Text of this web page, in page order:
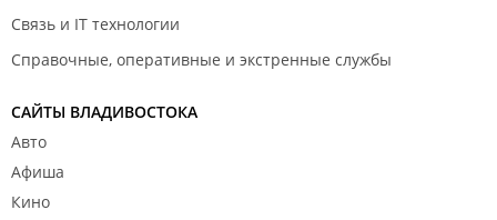
Связь и IT технологии
Справочные, оперативные и экстренные службы
САЙТЫ ВЛАДИВОСТОКА
Авто
Афиша
Кино